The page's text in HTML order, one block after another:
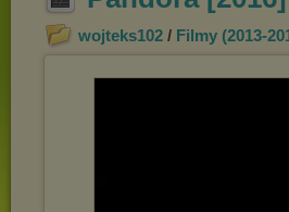
wojteks102 / Filmy (2013-